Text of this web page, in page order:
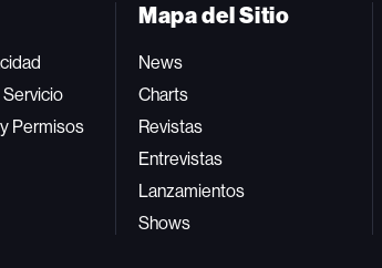
Permisos
Mapa del Sitio
News
Charts
Revistas
Entrevistas
Lanzamientos
Shows